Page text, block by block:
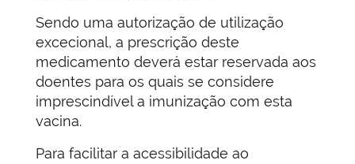
Sendo uma autorização de utilização
excecional, a prescrição deste
medicamento deverá estar reservada aos
doentes para os quais se considere
imprescindível a imunização com esta
vacina.
Para facilitar a acessibilidade ao